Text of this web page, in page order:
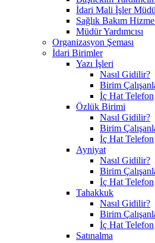
İdari Mali İşler
Sağlık Bakım
Müdür Yardımcısı
Organizasyon Şeması
İdari Birimler
Yazı İşleri
Nasıl Gidilir?
Birim
İç Hat Telefon
Özlük Birimi
Nasıl Gidilir?
Birim
İç Hat Telefon
Ayniyat
Nasıl Gidilir?
Birim
İç Hat Telefon
Tahakkuk
Nasıl Gidilir?
Birim
İç Hat Telefon
Satınalma